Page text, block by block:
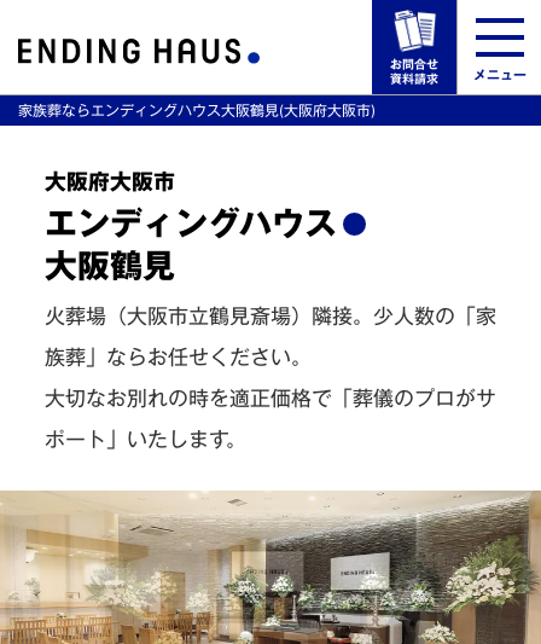
お問合せ
資料請求
メニュー
葬儀場一覧
葬儀の事例・お客様の声
事前の相談・手順・方法
来館予約
よくある質問
家族葬ならエンディングハウス大阪鶴見(大阪府大阪市)
大阪府大阪市
エンディングハウス
大阪鶴見
火葬場（大阪市立鶴見斎場）隣接。少人数の「家
族葬」ならお任せください。
大切なお別れの時を適正価格で「葬儀のプロがサ
ポート」いたします。